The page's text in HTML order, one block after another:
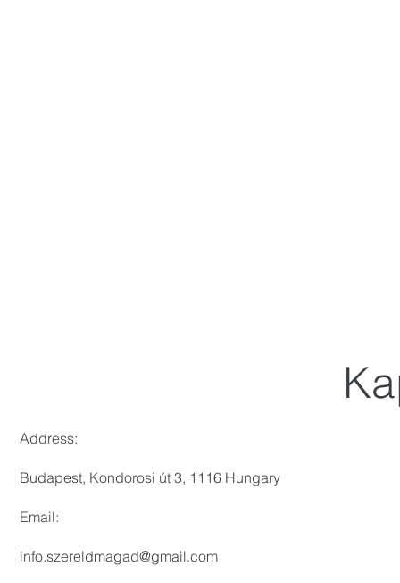
Address:
Budapest, Kondorosi út 3, 1116 Hungary
Email:
info.szereldmagad@gmail.com